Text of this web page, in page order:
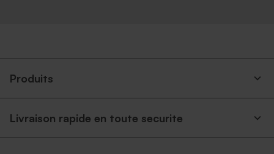
Produits
Livraison rapide en toute securite